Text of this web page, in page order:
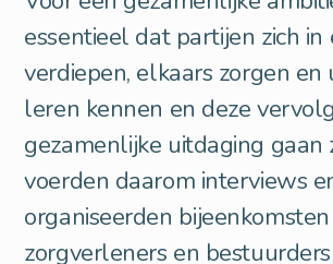
essentieel dat partijen zich in
verdiepen, elkaars zorgen en
leren kennen en deze
gezamenlijke uitdaging gaan
voerden daarom interviews
organiseerden
zorgverleners en